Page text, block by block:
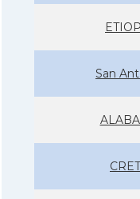
San